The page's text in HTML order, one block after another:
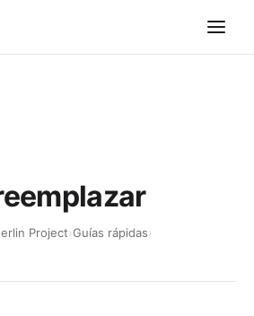
Project›Guías rápidas›